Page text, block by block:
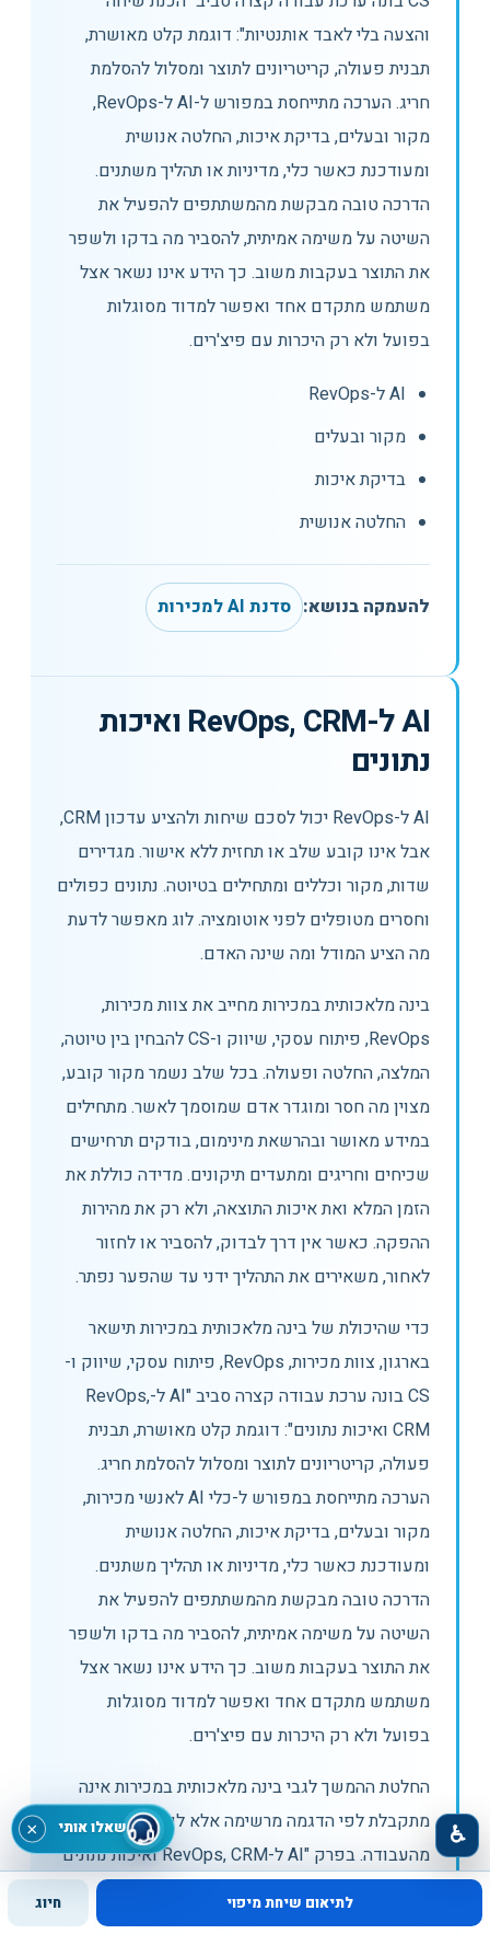
והצעה בלי לאבד אותנטיות": דוגמת קלט מאושרת,
תבנית פעולה, קריטריונים לתוצר ומסלול להסלמת
חריג. הערכה מתייחסת במפורש ל-AI ל-RevOps,
מקור ובעלים, בדיקת איכות, החלטה אנושית
ומעודכנת כאשר כלי, מדיניות או תהליך משתנים.
הדרכה טובה מבקשת מהמשתתפים להפעיל את
השיטה על משימה אמיתית, להסביר מה בדקו ולשפר
את התוצר בעקבות משוב. כך הידע אינו נשאר אצל
משתמש מתקדם אחד ואפשר למדוד מסוגלות
בפועל ולא רק היכרות עם פיצ'רים.
AI ל-RevOps
מקור ובעלים
בדיקת איכות
החלטה אנושית
להעמקה בנושא: סדנת AI למכירות
AI ל-RevOps, CRM ואיכות
נתונים
AI ל-RevOps יכול לסכם שיחות ולהציע עדכון CRM,
אבל אינו קובע שלב או תחזית ללא אישור. מגדירים
שדות, מקור וכללים ומתחילים בטיוטה. נתונים כפולים
וחסרים מטופלים לפני אוטומציה. לוג מאפשר לדעת
מה הציע המודל ומה שינה האדם.
בינה מלאכותית במכירות מחייב את צוות מכירות,
RevOps, פיתוח עסקי, שיווק ו-CS להבחין בין טיוטה,
המלצה, החלטה ופעולה. בכל שלב נשמר מקור קובע,
מצוין מה חסר ומוגדר אדם שמוסמך לאשר. מתחילים
במידע מאושר ובהרשאת מינימום, בודקים תרחישים
שכיחים וחריגים ומתעדים תיקונים. מדידה כוללת את
הזמן המלא ואת איכות התוצאה, ולא רק את מהירות
ההפקה. כאשר אין דרך לבדוק, להסביר או לחזור
לאחור, משאירים את התהליך ידני עד שהפער נפתר.
כדי שהיכולת של בינה מלאכותית במכירות תישאר
בארגון, צוות מכירות, RevOps, פיתוח עסקי, שיווק ו-
CS בונה ערכת עבודה קצרה סביב "AI ל-RevOps,
CRM ואיכות נתונים": דוגמת קלט מאושרת, תבנית
פעולה, קריטריונים לתוצר ומסלול להסלמת חריג.
הערכה מתייחסת במפורש ל-כלי AI לאנשי מכירות,
מקור ובעלים, בדיקת איכות, החלטה אנושית
ומעודכנת כאשר כלי, מדיניות או תהליך משתנים.
הדרכה טובה מבקשת מהמשתתפים להפעיל את
השיטה על משימה אמיתית, להסביר מה בדקו ולשפר
את התוצר בעקבות משוב. כך הידע אינו נשאר אצל
משתמש מתקדם אחד ואפשר למדוד מסוגלות
בפועל ולא רק היכרות עם פיצ'רים.
החלטת ההמשך לגבי בינה מלאכותית במכירות אינה
מתקבלת לפי הדגמה מרשימה אלא לפי ראיות
מהעבודה. בפרק "AI ל-RevOps, CRM ואיכות נתונים"
קובעים מראש תוצאה רצויה, מדגם מייצג ורף קבלה
עבור כלי AI לאנשי מכירות, מקור ובעלים, בדיקת
לתיאום שיחת מיפוי חיוג
שאלו אותי × ♿